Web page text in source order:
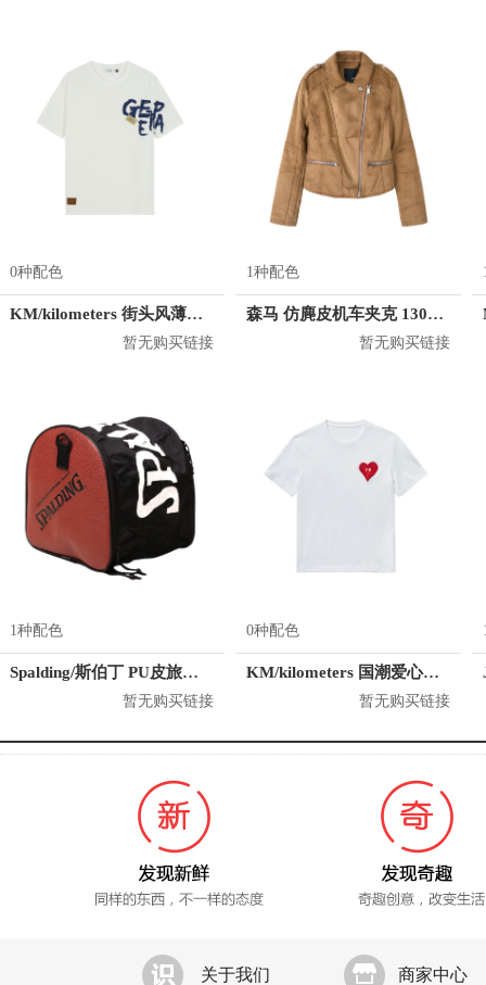
0种配色
KM/kilometers 街头风薄款印花短袖T恤 男女同款 M2X2108248
暂无购买链接
1种配色
森马 仿麂皮机车夹克 13067080203
暂无购买链接
1种配色
Spalding/斯伯丁 PU皮旅行训练包
暂无购买链接
0种配色
KM/kilometers 国潮爱心短袖T恤 M2X2108466
暂无购买链接
关于我们 商家中心